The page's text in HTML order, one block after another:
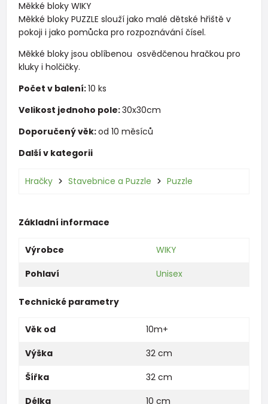
Měkké bloky WIKY
Měkké bloky PUZZLE slouží jako malé dětské hřiště v
pokoji i jako pomůcka pro rozpoznávání čísel.
Měkké bloky jsou oblíbenou osvědčenou hračkou pro
kluky i holčičky.
Počet v balení:10 ks
Velikost jednoho pole:30x30cm
Doporučený věk:od 10 měsíců
Další v kategorii
Hračky Stavebnice a Puzzle Puzzle
Základní informace
Výrobce
WIKY
Pohlaví
Unisex
Technické parametry
Věk od
10m+
Výška
32 cm
Šířka
32 cm
Délka
10 cm